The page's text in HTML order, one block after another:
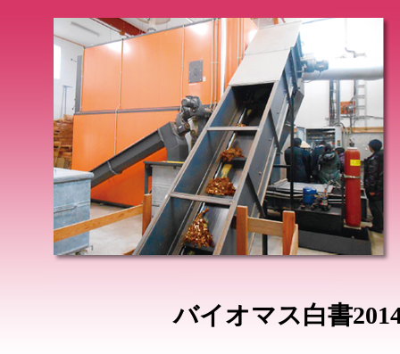
バイオマス白書